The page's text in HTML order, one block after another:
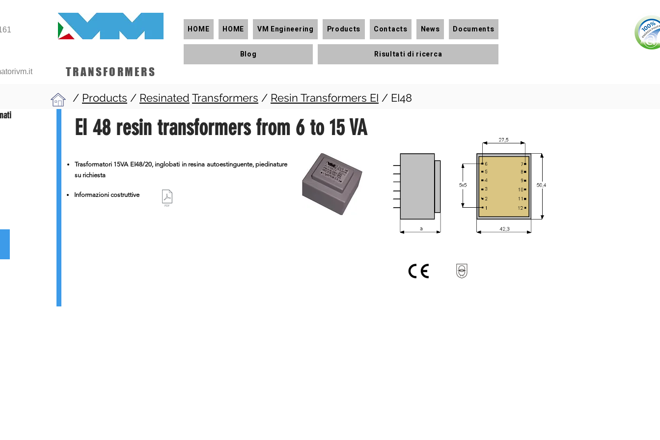
HOME HOME VM Engineering Products Contacts News Documents
Blog Risultati di ricerca
TRANSFORMERS
/ Products / Resinated Transformers / Resin Transformers EI / EI48
EI 48 resin transformers from 6 to 15 VA
Trasformatori 15VA EI48/20, inglobati in resina autoestinguente, piedinature
su richiesta
Informazioni costruttive